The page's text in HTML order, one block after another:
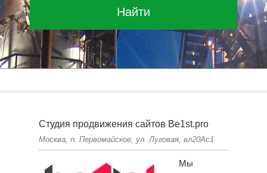
Найти
Студия продвижения сайтов Be1st.pro
Москва, п. Первомайское, ул. Луговая, вл20Ас1
Мы